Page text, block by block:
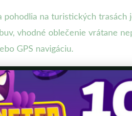
pohodlia na turistických
vhodné oblečenie vrátane
GPS navigáciu.